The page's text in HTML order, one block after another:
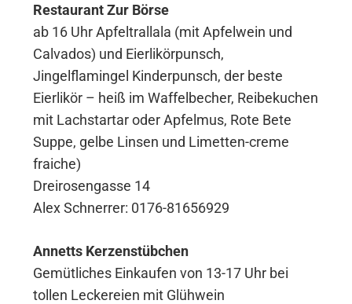
Restaurant Zur Börse
ab 16 Uhr Apfeltrallala (mit Apfelwein und
Calvados) und Eierlikörpunsch,
Jingelflamingel Kinderpunsch, der beste
Eierlikör – heiß im Waffelbecher, Reibekuchen
mit Lachstartar oder Apfelmus, Rote Bete
Suppe, gelbe Linsen und Limetten-creme
fraiche)
Dreirosengasse 14
Alex Schnerrer: 0176-81656929
Annetts Kerzenstübchen
Gemütliches Einkaufen von 13-17 Uhr bei
tollen Leckereien mit Glühwein